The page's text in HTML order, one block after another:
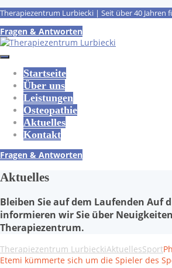
Therapiezentrum Lurbiecki | Seit über 40 Jahren
Fragen & Antworten
Startseite
Über uns
Leistungen
Osteopathie
Aktuelles
Kontakt
Fragen & Antworten
Aktuelles
Bleiben Sie auf dem Laufenden Auf
informieren wir Sie über
Therapiezentrum.
Therapiezentrum LurbieckiAktuellesSport
Etemi kümmerte sich um die Spieler des